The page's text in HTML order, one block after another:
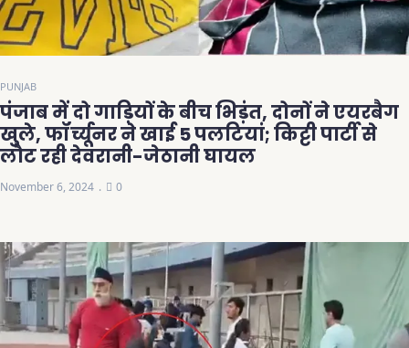
PUNJAB
पंजाब में दो गाड़ियों के बीच भिड़ंत, दोनों ने एयरबैग
खुले, फॉर्च्यूनर ने खाई 5 पलटियां; किट्टी पार्टी से
लौट रही देवरानी-जेठानी घायल
November 6, 2024 0